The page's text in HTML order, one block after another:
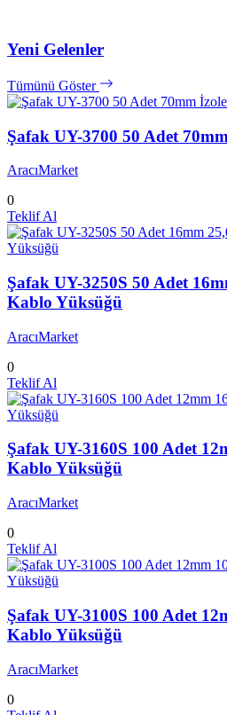
Yeni Gelenler
Tümünü Göster
Şafak UY-3700 50 Adet
AracıMarket
0
Teklif Al
Şafak UY-3250S 50 Adet
Kablo Yüksüğü
AracıMarket
0
Teklif Al
Şafak UY-3160S 100 Adet
Kablo Yüksüğü
AracıMarket
0
Teklif Al
Şafak UY-3100S 100 Adet
Kablo Yüksüğü
AracıMarket
0